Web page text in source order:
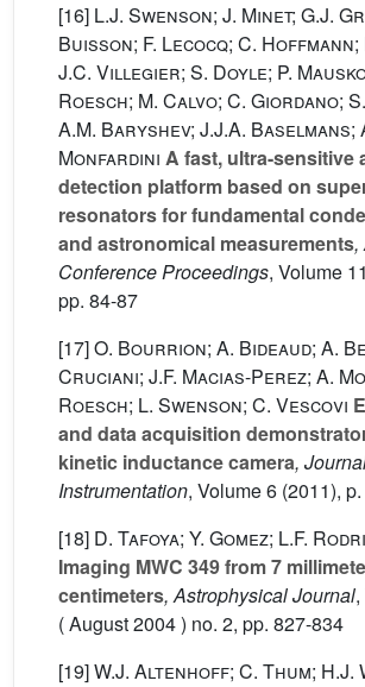
[16] L.J. Swenson; J. Minet; G.J.
Buisson; F. Lecocq; C. Hoffmann;
J.C. Villegier; S. Doyle; P.
Roesch; M. Calvo; C. Giordano;
A.M. Baryshev; J.J.A. Baselmans;
Monfardini A fast, ultra-sensitive
detection platform based on
resonators for fundamental
and astronomical measurements,
Conference Proceedings, Volume
pp. 84-87
[17]O. Bourrion; A. Bideaud; A.
Cruciani; J.F. Macias-Perez; A.
Roesch; L. Swenson; C. Vescovi
and data acquisition
kinetic inductance camera,
Instrumentation, Volume 6 (2011),
[18] D. Tafoya; Y. Gomez; L.F.
Imaging MWC 349 from 7
centimeters, Astrophysical Journal
( August 2004 ) no. 2, pp. 827-834
[19]W.J. Altenhoff; C. Thum; H.J.